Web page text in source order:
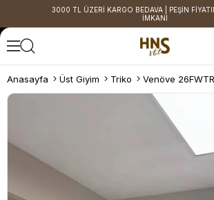
3000 TL ÜZERİ KARGO BEDAVA | PEŞİN
İMKANI
Anasayfa Üst Giyim Triko Venöve